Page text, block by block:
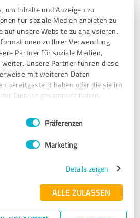
um Inhalte und Anzeigen zu
für soziale Medien anbieten zu
auf unsere Website zu analysieren.
zu Ihrer Verwendung
Partner für soziale Medien,
weiter. Unsere Partner führen diese
mit weiteren Daten
bereitgestellt haben oder die sie im
Dienste gesammelt haben.
Präferenzen
Marketing
Details zeigen
ALLE ZULASSEN
zu:
Empfehlung
schnelle Antwort bei Fragen, Ex-
kostenlos!!!! enthalten. Ebendso
Live-Lernen.
und Liebe der Heilpraktikerberuf